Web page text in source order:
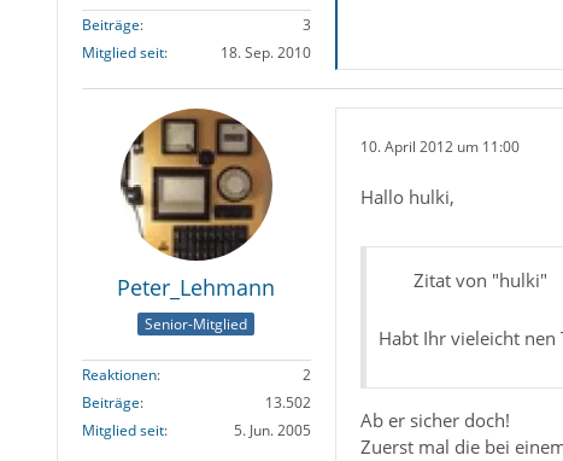
Beiträge
3
Mitglied seit
18. Sep. 2010
Peter_Lehmann
Senior-Mitglied
Reaktionen
2
Beiträge
13.502
Mitglied seit
5. Jun. 2005
10. April 2012 um 11:00
Hallo hulki,
Zitat von "hulki"
Habt Ihr vieleicht nen
Ab er sicher doch!
Zuerst mal die bei